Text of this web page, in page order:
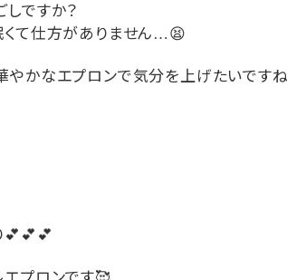
ですか？
て仕方がありません … 😫
やかなエプロンで気分を上げたいです
💕💕💕